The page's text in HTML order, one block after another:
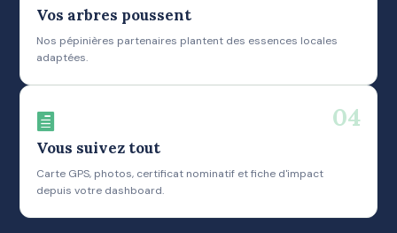
Vos arbres poussent
Nos pépinières partenaires plantent des essences locales
adaptées.
 04
Vous suivez tout
Carte GPS, photos, certificat nominatif et fiche d'impact
depuis votre dashboard.